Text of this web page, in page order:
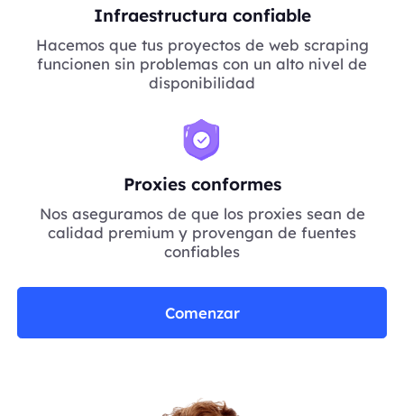
Infraestructura confiable
Hacemos que tus proyectos de web scraping
funcionen sin problemas con un alto nivel de
disponibilidad
Proxies conformes
Nos aseguramos de que los proxies sean de
calidad premium y provengan de fuentes
confiables
Comenzar